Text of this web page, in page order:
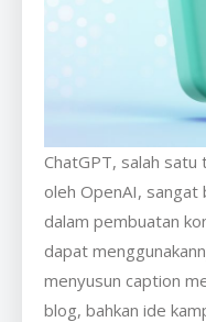
ChatGPT, salah satu
oleh OpenAI, sangat
dalam pembuatan
dapat
menyusun caption
blog, bahkan ide